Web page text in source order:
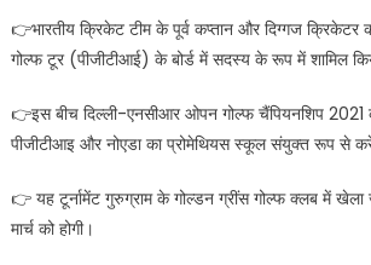
👉भारतीय क्रिकेट टीम के पूर्व कप्तान और दिग्गज क्रिकेटर
गोल्फ टूर (पीजीटीआई) के बोर्ड में सदस्य के रूप में शामिल
👉इस बीच दिल्ली-एनसीआर ओपन गोल्फ चैंपियनशिप 2021
पीजीटीआइ और नोएडा का प्रोमेथियस स्कूल संयुक्त रूप से
👉 यह टूर्नामेंट गुरुग्राम के गोल्डन ग्रींस गोल्फ क्लब में खेला
मार्च को होगी।